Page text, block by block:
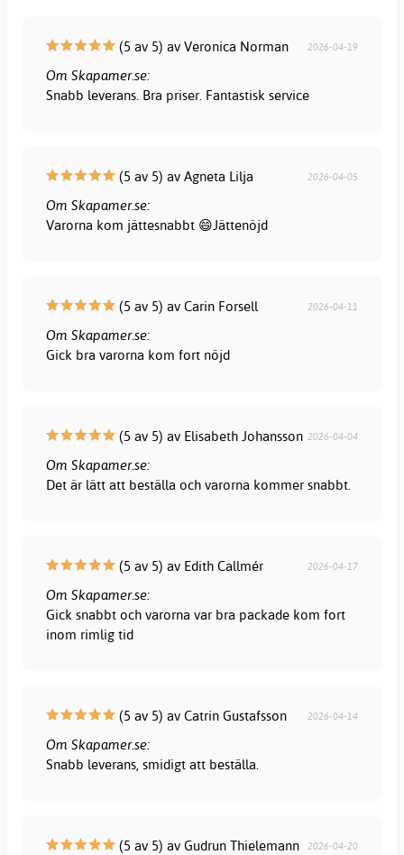
(5 av 5) av Veronica Norman 2026-04-19
Om Skapamer.se:
Snabb leverans. Bra priser. Fantastisk service
(5 av 5) av Agneta Lilja 2026-04-05
Om Skapamer.se:
Varorna kom jättesnabbt 😄Jättenöjd
(5 av 5) av Carin Forsell 2026-04-11
Om Skapamer.se:
Gick bra varorna kom fort nöjd
(5 av 5) av Elisabeth Johansson 2026-04-04
Om Skapamer.se:
Det är lätt att beställa och varorna kommer snabbt.
(5 av 5) av Edith Callmér 2026-04-17
Om Skapamer.se:
Gick snabbt och varorna var bra packade kom fort
inom rimlig tid
(5 av 5) av Catrin Gustafsson 2026-04-14
Om Skapamer.se:
Snabb leverans, smidigt att beställa.
(5 av 5) av Gudrun Thielemann 2026-04-20